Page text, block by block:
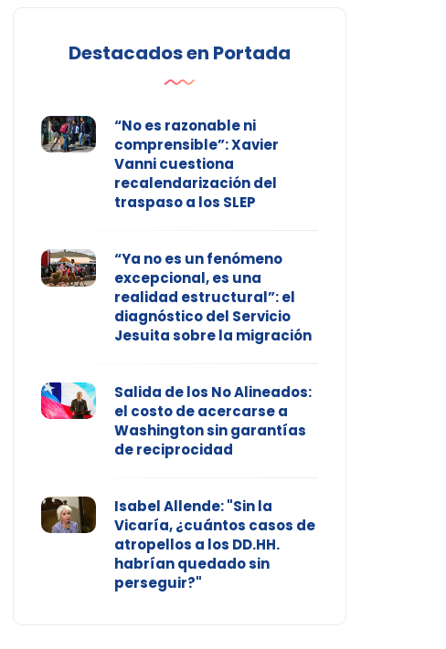
Destacados en Portada
“No es razonable ni
comprensible”: Xavier
Vanni cuestiona
recalendarización del
traspaso a los SLEP
“Ya no es un fenómeno
excepcional, es una
realidad estructural”: el
diagnóstico del Servicio
Jesuita sobre la migración
Salida de los No Alineados:
el costo de acercarse a
Washington sin garantías
de reciprocidad
Isabel Allende: "Sin la
Vicaría, ¿cuántos casos de
atropellos a los DD.HH.
habrían quedado sin
perseguir?"